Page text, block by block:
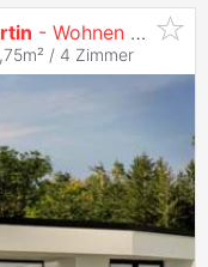
- Wohnen mit Ausblick
/ 4 Zimmer